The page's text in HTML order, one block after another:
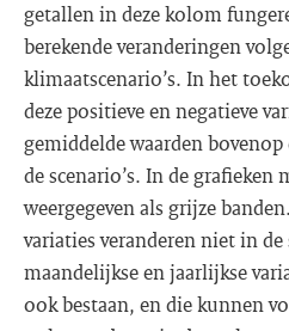
getallen in deze kolom
berekende veranderingen
klimaatscenario’s. In het
deze positieve en negatieve
gemiddelde waarden
de scenario’s. In de grafieken
weergegeven als grijze
variaties veranderen niet in de
maandelijkse en jaarlijkse
ook bestaan, en die kunnen